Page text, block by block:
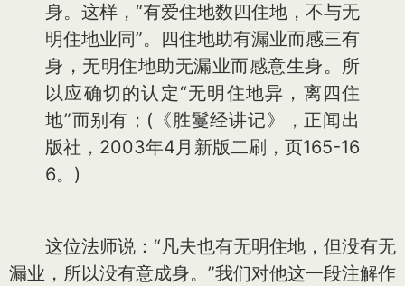
身。这样，“有爱住地数四住地，不与无
明住地业同”。四住地助有漏业而感三有
身，无明住地助无漏业而感意生身。所
以应确切的认定“无明住地异，离四住
地”而别有；(《胜鬘经讲记》，正闻出
版社，2003年4月新版二刷，页165-16
6。)
这位法师说：“凡夫也有无明住地，但没有无
漏业，所以没有意成身。”我们对他这一段注解作